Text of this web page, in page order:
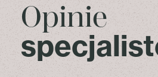
Opinie